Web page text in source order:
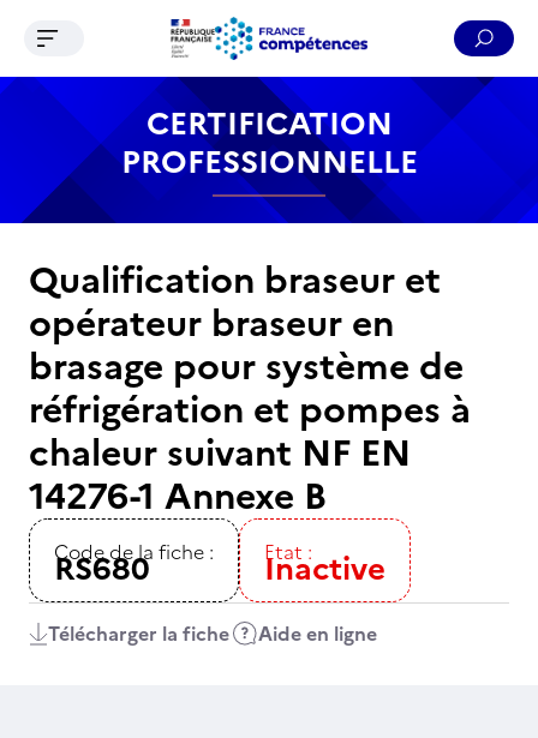
Contenu Recherche Menu Pied de page
Ouvrir le menu de navigation
CERTIFICATION
PROFESSIONNELLE
Qualification braseur et
opérateur braseur en
brasage pour système de
réfrigération et pompes à
chaleur suivant NF EN
14276-1 Annexe B
Code de la fiche :
RS680 Etat :
Inactive
Télécharger la fiche Aide en ligne